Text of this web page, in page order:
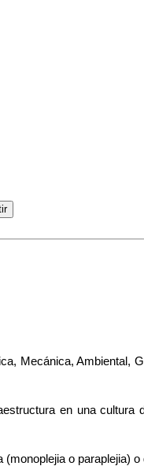
Mecánica, Ambiental,
en una
o paraplejia)